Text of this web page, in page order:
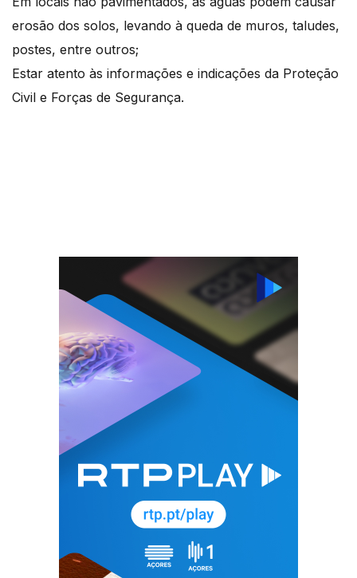
erosão dos solos, levando à queda de muros, taludes,
postes, entre outros;
Estar atento às informações e indicações da Proteção
Civil e Forças de Segurança.